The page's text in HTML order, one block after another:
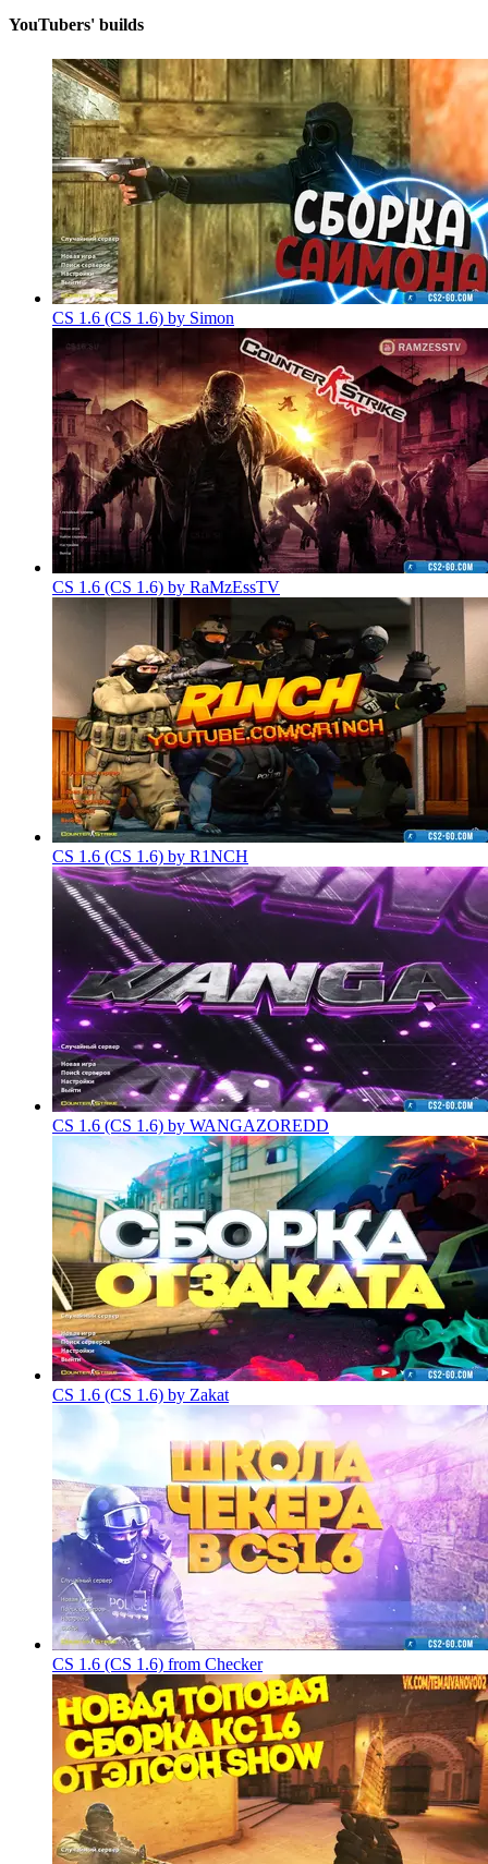
YouTubers' builds
CS 1.6 (CS 1.6) by Simon
CS 1.6 (CS 1.6) by RaMzEssTV
CS 1.6 (CS 1.6) by R1NCH
CS 1.6 (CS 1.6) by WANGAZOREDD
CS 1.6 (CS 1.6) by Zakat
CS 1.6 (CS 1.6) from Checker